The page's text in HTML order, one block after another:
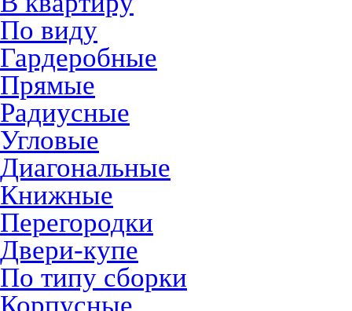
По виду
Гардеробные
Прямые
Радиусные
Угловые
Диагональные
Книжные
Перегородки
Двери-купе
По типу сборки